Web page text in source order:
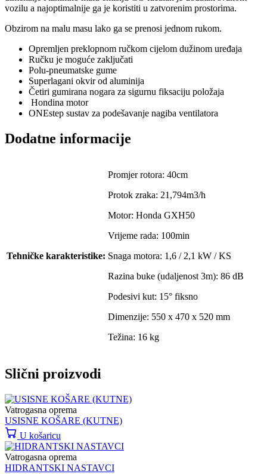
vozilu a najoptimalnije ga je koristiti u zatvorenim prostorima.
Obzirom na malu masu lako ga se prenosi jednom rukom.
Opremljen preklopnom ručkom cijelom dužinom uređaja
Ručku je moguće zaključati
Polu-pneumatske gume
Superlagani okvir od aluminija
Četiri gumirana nogara za sigurnu fiksaciju položaja
Hondina motor
ONEstep sustav za podešavanje nagiba ventilatora
Dodatne informacije
Tehničke karakteristike:
Promjer rotora: 40cm
Protok zraka: 21,794m3/h
Motor: Honda GXH50
Vrijeme rada: 100min
Snaga motora: 1,6 / 2,1 kW / KS
Razina buke (udaljenost 3m): 86 dB
Podesivi kut: 15° fiksno
Dimenzije: 550 x 470 x 520 mm
Težina: 16 kg
Slični proizvodi
Vatrogasna oprema
USISNE KOŠARE (KUTNE)
U košaricu
Vatrogasna oprema
HIDRANTSKI NASTAVCI